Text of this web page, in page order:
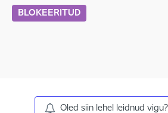
BLOKEERITUD
Oled siin lehel leidnud